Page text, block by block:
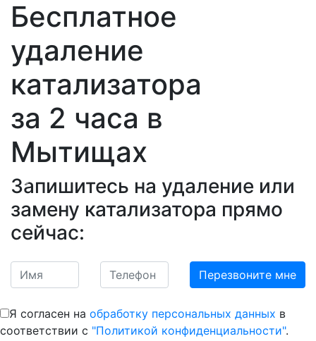
Бесплатное
удаление
катализатора
за 2 часа в
Мытищах
Запишитесь на удаление или
замену катализатора прямо
сейчас:
Я согласен на обработку персональных данных в
соответствии с "Политикой конфиденциальности".
Previous Next